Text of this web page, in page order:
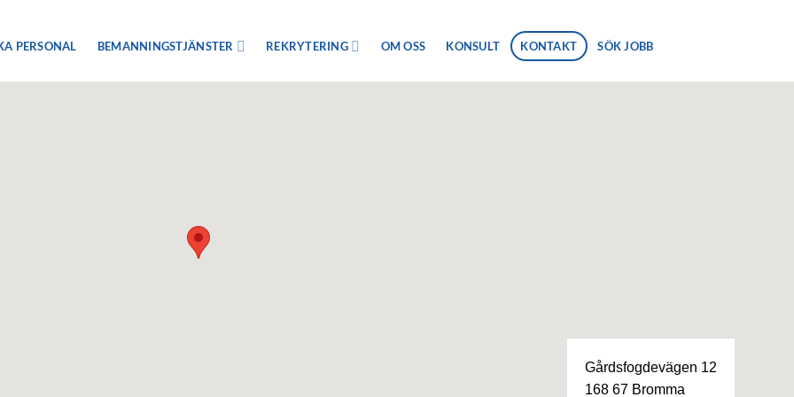
PERSONAL BEMANNINGSTJÄNSTER REKRYTERING OM OSS KONSULT KONTAKT SÖK JOBB
Gårdsfogdevägen 12
168 67 Bromma